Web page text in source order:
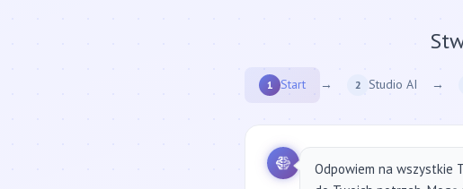
1 Start → 2 Studio AI →
Odpowiem na wszystkie